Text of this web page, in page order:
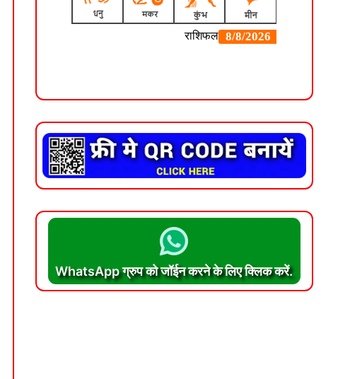
WhatsApp ग्रुप को जॉईन करने के लिए क्लिक करें.